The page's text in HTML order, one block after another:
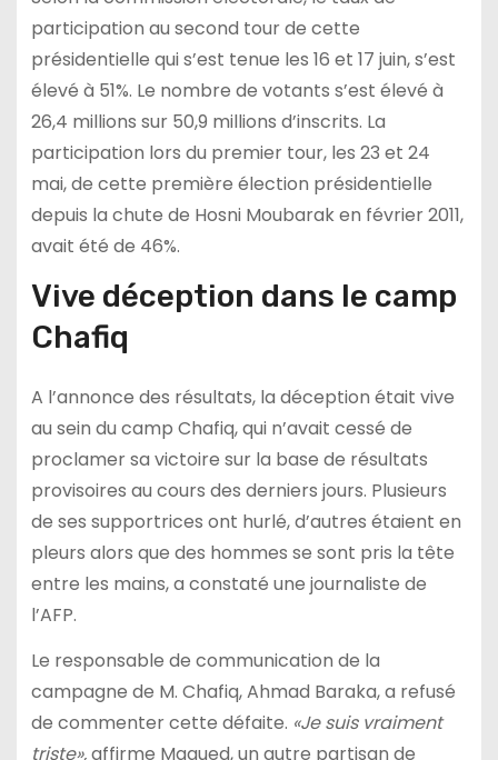
participation au second tour de cette
présidentielle qui s’est tenue les 16 et 17 juin, s’est
élevé à 51%. Le nombre de votants s’est élevé à
26,4 millions sur 50,9 millions d’inscrits. La
participation lors du premier tour, les 23 et 24
mai, de cette première élection présidentielle
depuis la chute de Hosni Moubarak en février 2011,
avait été de 46%.
Vive déception dans le camp
Chafiq
A l’annonce des résultats, la déception était vive
au sein du camp Chafiq, qui n’avait cessé de
proclamer sa victoire sur la base de résultats
provisoires au cours des derniers jours. Plusieurs
de ses supportrices ont hurlé, d’autres étaient en
pleurs alors que des hommes se sont pris la tête
entre les mains, a constaté une journaliste de
l’AFP.
Le responsable de communication de la
campagne de M. Chafiq, Ahmad Baraka, a refusé
de commenter cette défaite. «Je suis vraiment
triste»,affirme Magued, un autre partisan de